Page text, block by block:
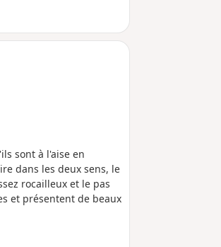
sont à l'aise en
dans les deux sens, le
rocailleux et le pas
et présentent de beaux